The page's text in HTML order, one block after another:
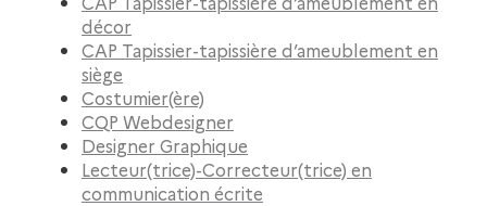
décor
CAP Tapissier-tapissière d’ameublement en
siège
Costumier(ère)
CQP Webdesigner
Designer Graphique
Lecteur(trice)-Correcteur(trice) en
communication écrite